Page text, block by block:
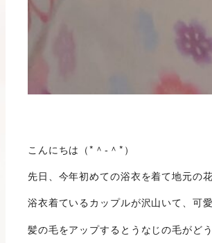
こんにちは（*＾-＾*）
先日、今年初めての浴衣を着て地元の
浴衣着ているカップルが沢山いて、可
髪の毛をアップするとうなじの毛がど